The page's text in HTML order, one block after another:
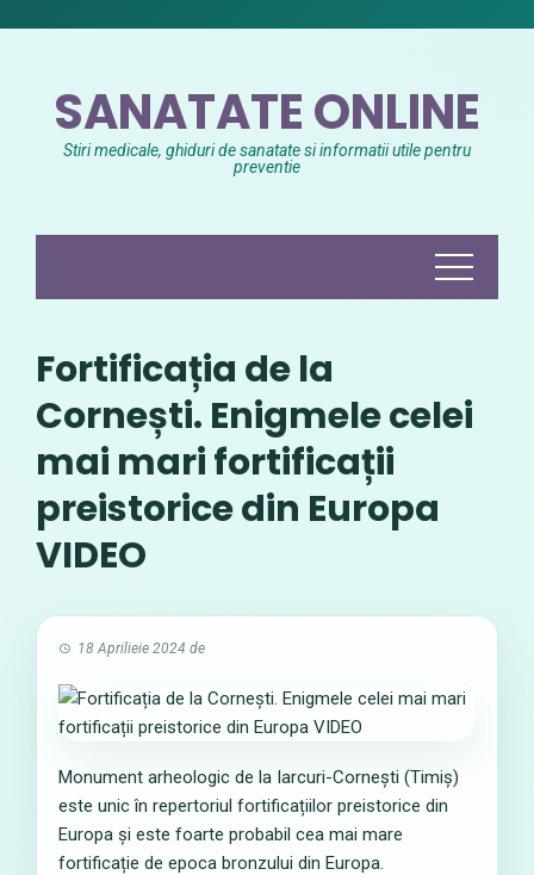
SANATATE ONLINE
Stiri medicale, ghiduri de sanatate si informatii utile pentru
preventie
Fortificația de la
Cornești. Enigmele celei
mai mari fortificații
preistorice din Europa
VIDEO
18 Aprilieie 2024 de
Monument arheologic de la Iarcuri-Cornești (Timiș)
este unic în repertoriul fortificațiilor preistorice din
Europa și este foarte probabil cea mai mare
fortificație de epoca bronzului din Europa.